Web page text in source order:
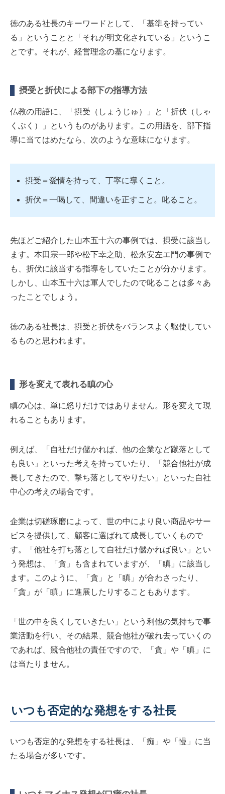
徳のある社長のキーワードとして、「基準を持ってい
る」ということと「それが明文化されている」というこ
とです。それが、経営理念の基になります。
摂受と折伏による部下の指導方法
仏教の用語に、「摂受（しょうじゅ）」と「折伏（しゃ
くぶく）」というものがあります。この用語を、部下指
導に当てはめたなら、次のような意味になります。
摂受＝愛情を持って、丁寧に導くこと。
折伏＝一喝して、間違いを正すこと。叱ること。
先ほどご紹介した山本五十六の事例では、摂受に該当し
ます。本田宗一郎や松下幸之助、松永安左エ門の事例で
も、折伏に該当する指導をしていたことが分かります。
しかし、山本五十六は軍人でしたので叱ることは多々あ
ったことでしょう。
徳のある社長は、摂受と折伏をバランスよく駆使してい
るものと思われます。
形を変えて表れる瞋の心
瞋の心は、単に怒りだけではありません。形を変えて現
れることもあります。
例えば、「自社だけ儲かれば、他の企業など蹴落として
も良い」といった考えを持っていたり、「競合他社が成
長してきたので、撃ち落としてやりたい」といった自社
中心の考えの場合です。
企業は切磋琢磨によって、世の中により良い商品やサー
ビスを提供して、顧客に選ばれて成長していくもので
す。「他社を打ち落として自社だけ儲かれば良い」とい
う発想は、「貪」も含まれていますが、「瞋」に該当し
ます。このように、「貪」と「瞋」が合わさったり、
「貪」が「瞋」に進展したりすることもあります。
「世の中を良くしていきたい」という利他の気持ちで事
業活動を行い、その結果、競合他社が破れ去っていくの
であれば、競合他社の責任ですので、「貪」や「瞋」に
は当たりません。
いつも否定的な発想をする社長
いつも否定的な発想をする社長は、「痴」や「慢」に当
たる場合が多いです。